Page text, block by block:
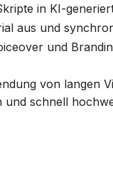
in KI-
aus und
und
von langen
schnell